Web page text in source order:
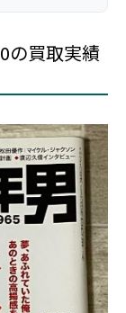
の買取実績